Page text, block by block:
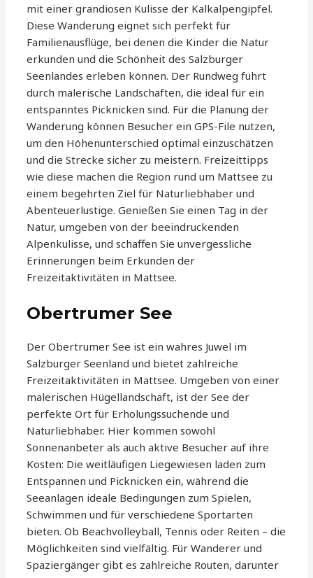
mit einer grandiosen Kulisse der Kalkalpengipfel.
Diese Wanderung eignet sich perfekt für
Familienausflüge, bei denen die Kinder die Natur
erkunden und die Schönheit des Salzburger
Seenlandes erleben können. Der Rundweg führt
durch malerische Landschaften, die ideal für ein
entspanntes Picknicken sind. Für die Planung der
Wanderung können Besucher ein GPS-File nutzen,
um den Höhenunterschied optimal einzuschätzen
und die Strecke sicher zu meistern. Freizeittipps
wie diese machen die Region rund um Mattsee zu
einem begehrten Ziel für Naturliebhaber und
Abenteuerlustige. Genießen Sie einen Tag in der
Natur, umgeben von der beeindruckenden
Alpenkulisse, und schaffen Sie unvergessliche
Erinnerungen beim Erkunden der
Freizeitaktivitäten in Mattsee.
Obertrumer See
Der Obertrumer See ist ein wahres Juwel im
Salzburger Seenland und bietet zahlreiche
Freizeitaktivitäten in Mattsee. Umgeben von einer
malerischen Hügellandschaft, ist der See der
perfekte Ort für Erholungssuchende und
Naturliebhaber. Hier kommen sowohl
Sonnenanbeter als auch aktive Besucher auf ihre
Kosten: Die weitläufigen Liegewiesen laden zum
Entspannen und Picknicken ein, während die
Seeanlagen ideale Bedingungen zum Spielen,
Schwimmen und für verschiedene Sportarten
bieten. Ob Beachvolleyball, Tennis oder Reiten – die
Möglichkeiten sind vielfältig. Für Wanderer und
Spaziergänger gibt es zahlreiche Routen, darunter